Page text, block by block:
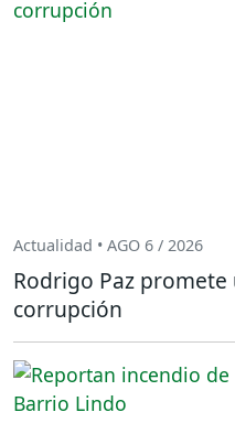
Actualidad • AGO 6 / 2026
Rodrigo Paz
corrupción